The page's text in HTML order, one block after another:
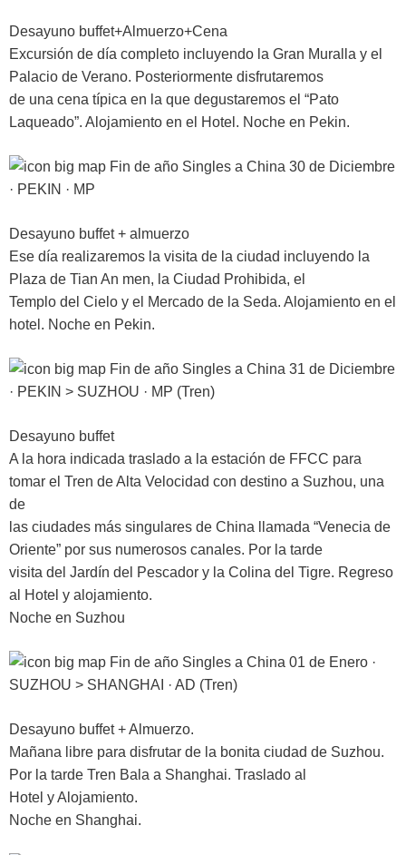
Desayuno buffet+Almuerzo+Cena
Excursión de día completo incluyendo la Gran Muralla y el
Palacio de Verano. Posteriormente disfrutaremos
de una cena típica en la que degustaremos el “Pato
Laqueado”. Alojamiento en el Hotel. Noche en Pekin.
30 de Diciembre
· PEKIN · MP
Desayuno buffet + almuerzo
Ese día realizaremos la visita de la ciudad incluyendo la
Plaza de Tian An men, la Ciudad Prohibida, el
Templo del Cielo y el Mercado de la Seda. Alojamiento en el
hotel. Noche en Pekin.
31 de Diciembre
· PEKIN > SUZHOU · MP (Tren)
Desayuno buffet
A la hora indicada traslado a la estación de FFCC para
tomar el Tren de Alta Velocidad con destino a Suzhou, una
de
las ciudades más singulares de China llamada “Venecia de
Oriente” por sus numerosos canales. Por la tarde
visita del Jardín del Pescador y la Colina del Tigre. Regreso
al Hotel y alojamiento.
Noche en Suzhou
01 de Enero ·
SUZHOU > SHANGHAI · AD (Tren)
Desayuno buffet + Almuerzo.
Mañana libre para disfrutar de la bonita ciudad de Suzhou.
Por la tarde Tren Bala a Shanghai. Traslado al
Hotel y Alojamiento.
Noche en Shanghai.